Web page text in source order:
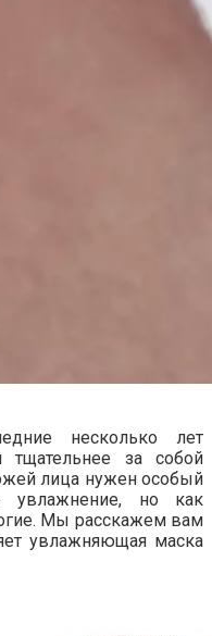
несколько лет
за собой
лица нужен особый
увлажнение, но как
Мы расскажем вам
увлажняющая маска